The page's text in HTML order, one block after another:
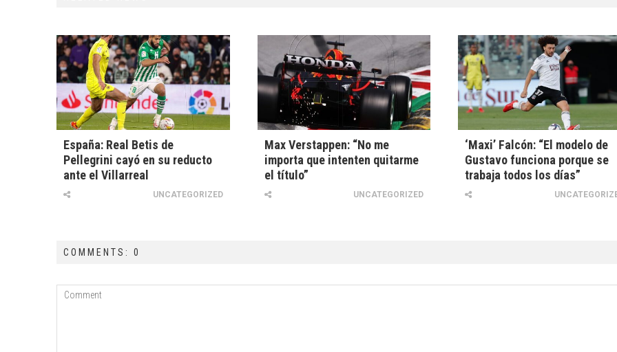
España: Real Betis de
Pellegrini cayó en su reducto
ante el Villarreal
UNCATEGORIZED
Max Verstappen: “No me
importa que intenten quitarme
el título”
UNCATEGORIZED
‘Maxi’ Falcón: “El modelo de
Gustavo funciona porque se
trabaja todos los días”
COMMENTS: 0